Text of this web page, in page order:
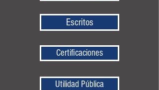
Escritos
Certificaciones
Utilidad Pública